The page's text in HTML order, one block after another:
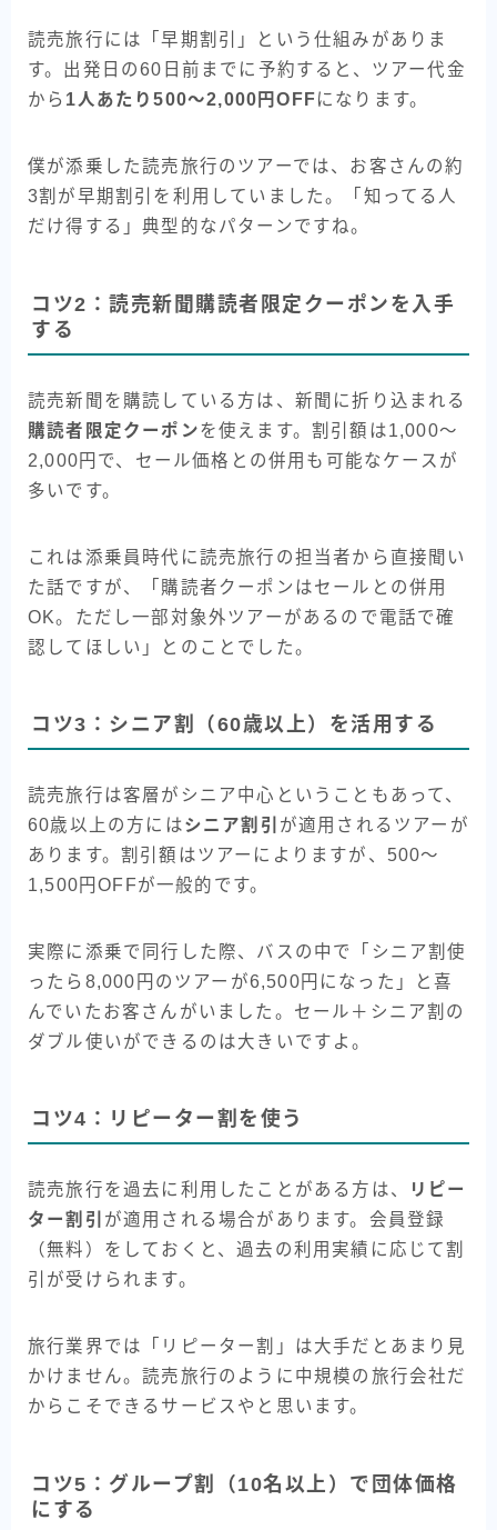
読売旅行には「早期割引」という仕組みがありま
す。出発日の60日前までに予約すると、ツアー代金
から 1人あたり500〜2,000円OFFになります。
僕が添乗した読売旅行のツアーでは、お客さんの約
3割が早期割引を利用していました。「知ってる人
だけ得する」典型的なパターンですね。
コツ2：読売新聞購読者限定クーポンを入手
する
読売新聞を購読している方は、新聞に折り込まれる
購読者限定クーポンを使えます。割引額は1,000〜
2,000円で、セール価格との併用も可能なケースが
多いです。
これは添乗員時代に読売旅行の担当者から直接聞い
た話ですが、「購読者クーポンはセールとの併用
OK。ただし一部対象外ツアーがあるので電話で確
認してほしい」とのことでした。
コツ3：シニア割（60歳以上）を活用する
読売旅行は客層がシニア中心ということもあって、
60歳以上の方にはシニア割引 が適用されるツアーが
あります。割引額はツアーによりますが、500〜
1,500円OFFが一般的です。
実際に添乗で同行した際、バスの中で「シニア割使
ったら8,000円のツアーが6,500円になった」と喜
んでいたお客さんがいました。セール＋シニア割の
ダブル使いができるのは大きいですよ。
コツ4：リピーター割を使う
読売旅行を過去に利用したことがある方は、
リピー
ター割引 が適用される場合があります。会員登録
（無料）をしておくと、過去の利用実績に応じて割
引が受けられます。
旅行業界では「リピーター割」は大手だとあまり見
かけません。読売旅行のように中規模の旅行会社だ
からこそできるサービスやと思います。
コツ5：グループ割（10名以上）で団体価格
にする